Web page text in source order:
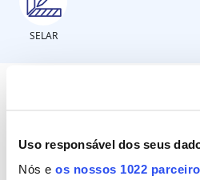
Uso responsável dos seus
Nós e os nossos 1022
SELAR
A água entra por poros